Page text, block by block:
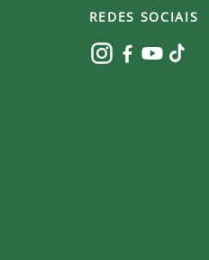
REDES SOCIAIS